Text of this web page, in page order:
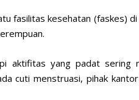
fasilitas kesehatan (faskes)
aktifitas yang padat sering
cuti menstruasi, pihak